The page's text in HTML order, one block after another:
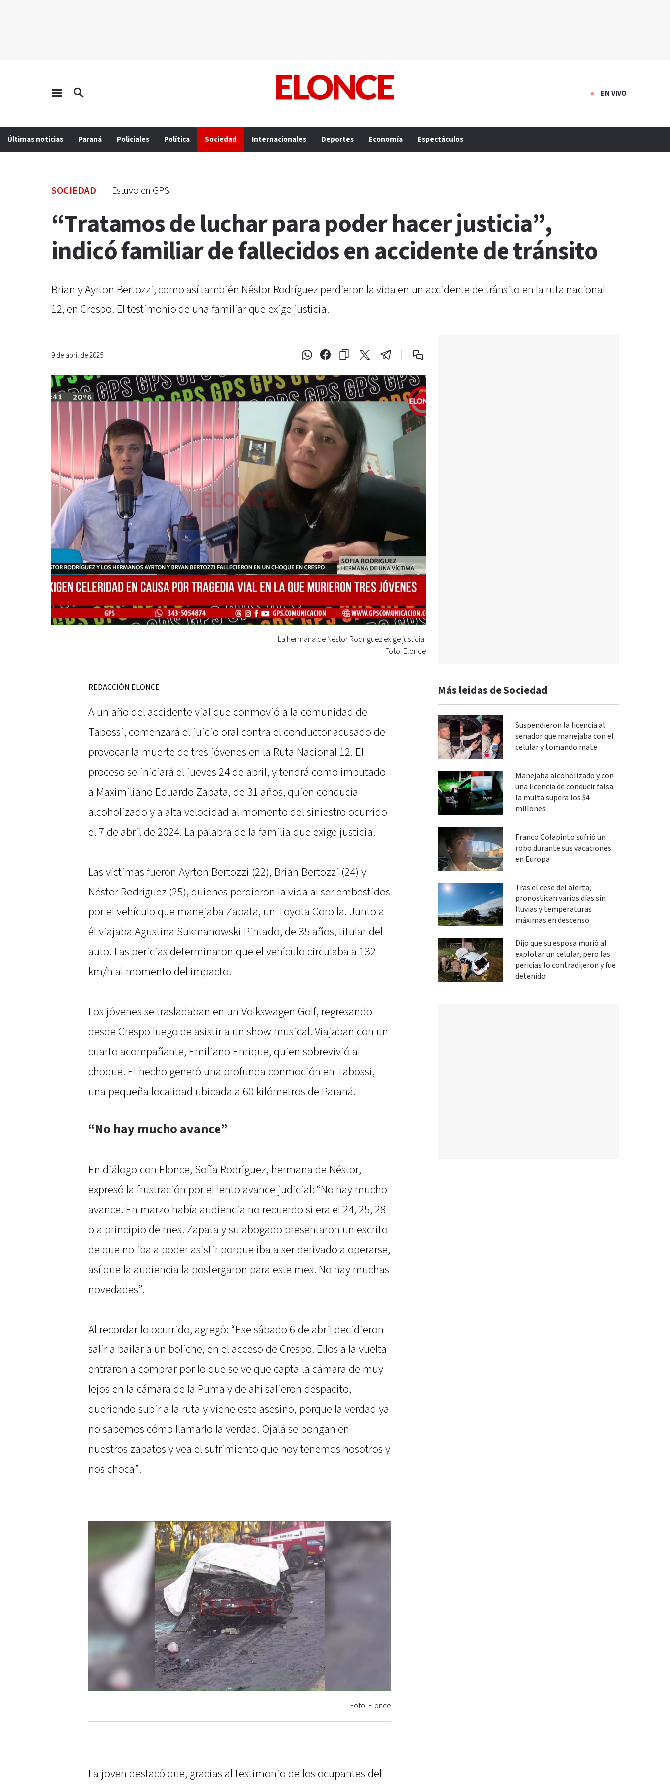
EN VIVO
Últimas noticias Paraná Policiales Política Sociedad Internacionales Deportes Economía Espectáculos
SOCIEDAD Estuvo en GPS
“Tratamos de luchar para poder hacer justicia”,
indicó familiar de fallecidos en accidente de tránsito
Brian y Ayrton Bertozzi, como así también Néstor Rodríguez perdieron la vida en un accidente de tránsito en la ruta nacional
12, en Crespo. El testimonio de una familiar que exige justicia.
9 de abril de 2025
La hermana de Néstor Rodríguez exige justicia.
Foto: Elonce
REDACCIÓN ELONCE
A un año del accidente vial que conmovió a la comunidad de
Tabossi, comenzará el juicio oral contra el conductor acusado de
provocar la muerte de tres jóvenes en la Ruta Nacional 12. El
proceso se iniciará el jueves 24 de abril, y tendrá como imputado
a Maximiliano Eduardo Zapata, de 31 años, quien conducía
alcoholizado y a alta velocidad al momento del siniestro ocurrido
el 7 de abril de 2024. La palabra de la familia que exige justicia.
Las víctimas fueron Ayrton Bertozzi (22), Brian Bertozzi (24) y
Néstor Rodríguez (25), quienes perdieron la vida al ser embestidos
por el vehículo que manejaba Zapata, un Toyota Corolla. Junto a
él viajaba Agustina Sukmanowski Pintado, de 35 años, titular del
auto. Las pericias determinaron que el vehículo circulaba a 132
km/h al momento del impacto.
Los jóvenes se trasladaban en un Volkswagen Golf, regresando
desde Crespo luego de asistir a un show musical. Viajaban con un
cuarto acompañante, Emiliano Enrique, quien sobrevivió al
choque. El hecho generó una profunda conmoción en Tabossi,
una pequeña localidad ubicada a 60 kilómetros de Paraná.
“No hay mucho avance”
En diálogo con Elonce, Sofía Rodríguez, hermana de Néstor,
expresó la frustración por el lento avance judicial: “No hay mucho
avance. En marzo había audiencia no recuerdo si era el 24, 25, 28
o a principio de mes. Zapata y su abogado presentaron un escrito
de que no iba a poder asistir porque iba a ser derivado a operarse,
así que la audiencia la postergaron para este mes. No hay muchas
novedades”.
Al recordar lo ocurrido, agregó: “Ese sábado 6 de abril decidieron
salir a bailar a un boliche, en el acceso de Crespo. Ellos a la vuelta
entraron a comprar por lo que se ve que capta la cámara de muy
lejos en la cámara de la Puma y de ahí salieron despacito,
queriendo subir a la ruta y viene este asesino, porque la verdad ya
no sabemos cómo llamarlo la verdad. Ojalá se pongan en
nuestros zapatos y vea el sufrimiento que hoy tenemos nosotros y
nos choca”.
Foto: Elonce
La joven destacó que, gracias al testimonio de los ocupantes del
Más leidas de Sociedad
Suspendieron la licencia al
senador que manejaba con el
celular y tomando mate
Manejaba alcoholizado y con
una licencia de conducir falsa:
la multa supera los $4
millones
Franco Colapinto sufrió un
robo durante sus vacaciones
en Europa
Tras el cese del alerta,
pronostican varios días sin
lluvias y temperaturas
máximas en descenso
Dijo que su esposa murió al
explotar un celular, pero las
pericias lo contradijeron y fue
detenido